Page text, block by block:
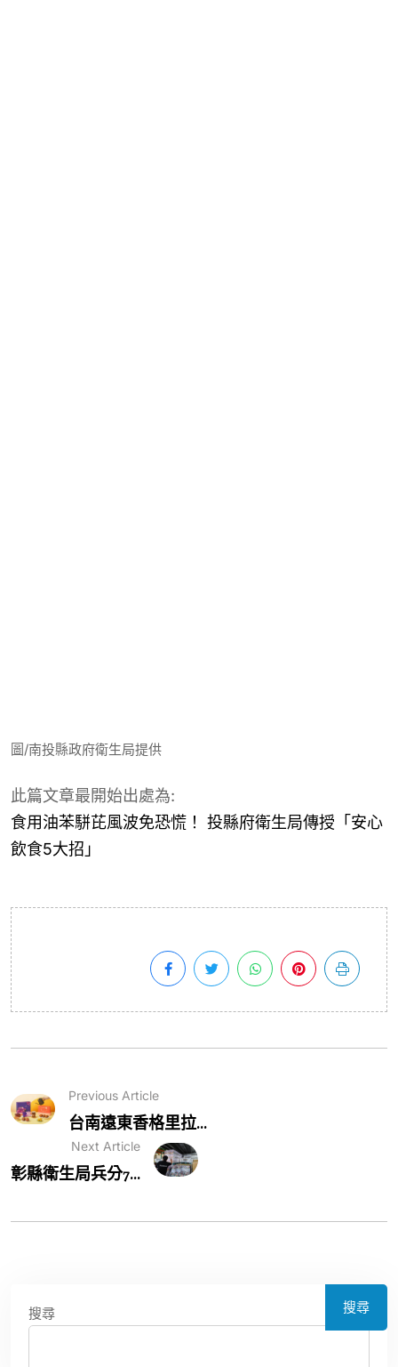
圖/南投縣政府衛生局提供
此篇文章最開始出處為:
食用油苯駢芘風波免恐慌！ 投縣府衛生局傳授「安心
飲食5大招」
Previous Article
台南遠東香格里拉...
Next Article
彰縣衛生局兵分7...
搜尋 搜尋